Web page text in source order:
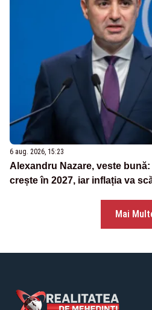
6 aug. 2026, 15:23
Alexandru Nazare, veste
crește în 2027, iar inflația va
Mai